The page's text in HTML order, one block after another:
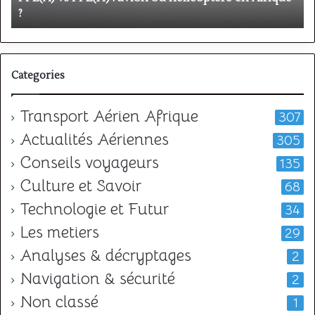
?
Categories
Transport Aérien Afrique 307
Actualités Aériennes 305
Conseils voyageurs 135
Culture et Savoir 68
Technologie et Futur 34
Les metiers 29
Analyses & décryptages 2
Navigation & sécurité 2
Non classé 1